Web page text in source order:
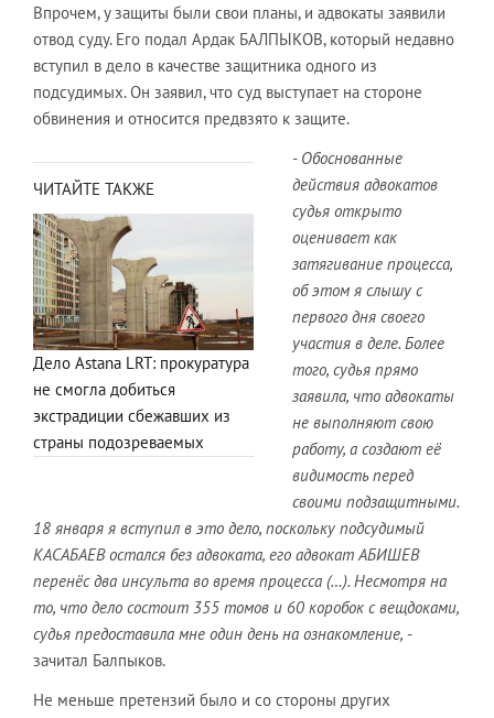
Впрочем, у защиты были свои планы, и адвокаты заявили
отвод суду. Его подал Ардак БАЛПЫКОВ, который недавно
вступил в дело в качестве защитника одного из
подсудимых. Он заявил, что суд выступает на стороне
обвинения и относится предвзято к защите.
ЧИТАЙТЕ ТАКЖЕ
Дело Astana LRT: прокуратура
не смогла добиться
экстрадиции сбежавших из
страны подозреваемых
- Обоснованные
действия адвокатов
судья открыто
оценивает как
затягивание процесса,
об этом я слышу с
первого дня своего
участия в деле. Более
того, судья прямо
заявила, что адвокаты
не выполняют свою
работу, а создают её
видимость перед
своими подзащитными.
18 января я вступил в это дело, поскольку подсудимый
КАСАБАЕВ остался без адвоката, его адвокат АБИШЕВ
перенёс два инсульта во время процесса (…). Несмотря на
то, что дело состоит 355 томов и 60 коробок с вещдоками,
судья предоставила мне один день на ознакомление, -
зачитал Балпыков.
Не меньше претензий было и со стороны других